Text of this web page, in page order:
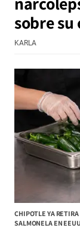
sobre
KARLA
CHIPOTLE YA
SALMONELA EN